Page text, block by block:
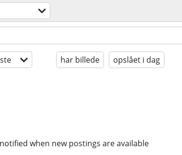
har billede opslået i dag
when new postings are available